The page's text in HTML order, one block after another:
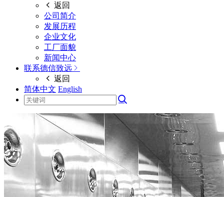
返回
公司简介
发展历程
企业文化
工厂面貌
新闻中心
联系德信致远
返回
简体中文 English